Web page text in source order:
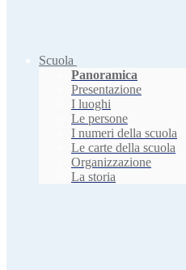
Scuola
Panoramica
Presentazione
I luoghi
Le persone
I numeri della scuola
Le carte della scuola
Organizzazione
La storia